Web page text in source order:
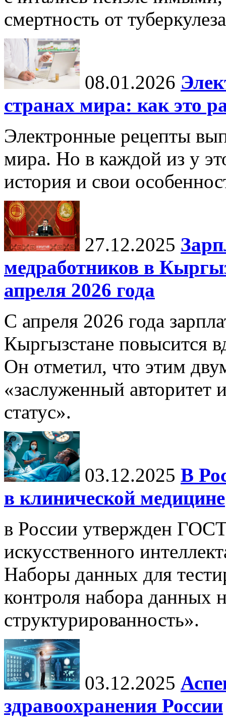
смертность от
08.01.2026
странах мира: как это
Электронные рецепты
мира. Но в каждой из у
история и свои
27.12.2025
медработников в
апреля 2026 года
С апреля 2026 года
Кыргызстане повысится
Он отметил, что этим
«заслуженный
статус».
03.12.2025 В
в клинической медицине
в России утвержден
искусственного
Наборы данных для
контроля набора данных
структурированность».
03.12.2025
здравоохранения России